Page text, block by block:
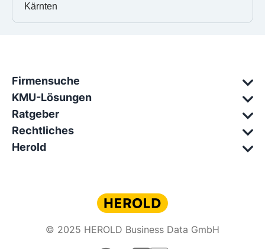
Kärnten
Firmensuche
KMU-Lösungen
Ratgeber
Rechtliches
Herold
© 2025 HEROLD Business Data GmbH